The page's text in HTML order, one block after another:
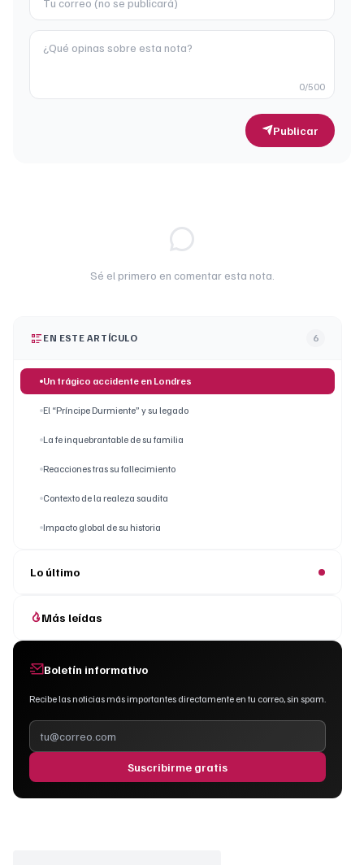
0/500
Publicar
Sé el primero en comentar esta nota.
EN ESTE ARTÍCULO 6
Un trágico accidente en Londres
El “Príncipe Durmiente” y su legado
La fe inquebrantable de su familia
Reacciones tras su fallecimiento
Contexto de la realeza saudita
Impacto global de su historia
Lo último
Más leídas
Boletín informativo
Recibe las noticias más importantes directamente en tu correo, sin spam.
Suscribirme gratis